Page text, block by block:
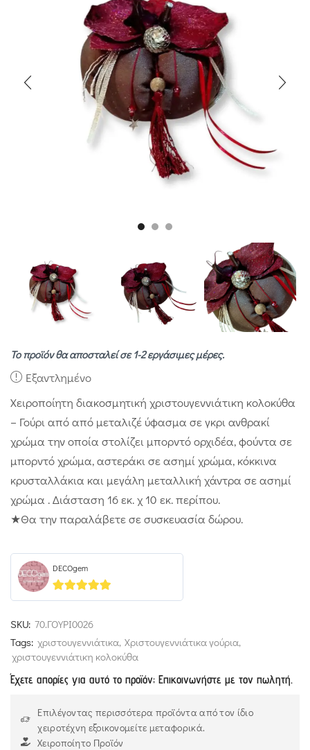
Το προϊόν θα αποσταλεί σε 1-2 εργάσιμες μέρες.
Εξαντλημένο
Χειροποίητη διακοσμητική χριστουγεννιάτικη κολοκύθα
– Γούρι από από μεταλιζέ ύφασμα σε γκρι ανθρακί
χρώμα την οποία στολίζει μπορντό ορχιδέα, φούντα σε
μπορντό χρώμα, αστεράκι σε ασημί χρώμα, κόκκινα
κρυσταλλάκια και μεγάλη μεταλλική χάντρα σε ασημί
χρώμα . Διάσταση 16 εκ. χ 10 εκ. περίπου.
★Θα την παραλάβετε σε συσκευασία δώρου.
DECOgem
5out of 5
SKU: 70.ΓΟΥΡΙ0026
Tags: χριστουγεννιάτικα, Χριστουγεννιάτικα γούρια,
χριστουγεννιάτικη κολοκύθα
Έχετε απορίες για αυτό το προϊόν; Επικοινωνήστε με τον πωλητή.
Επιλέγοντας περισσότερα προϊόντα από τον ίδιο
χειροτέχνη εξοικονομείτε μεταφορικά.
Χειροποίητο Προϊόν